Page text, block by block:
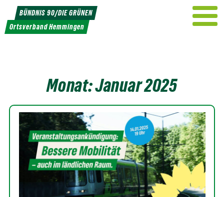
Weiter
zum
Inhalt
BÜNDNIS 90/DIE GRÜNEN
Ortsverband Hemmingen
Monat:Januar 2025